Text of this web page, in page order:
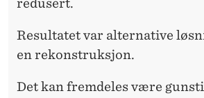
redusert.
Resultatet var alternative
en rekonstruksjon.
Det kan fremdeles være